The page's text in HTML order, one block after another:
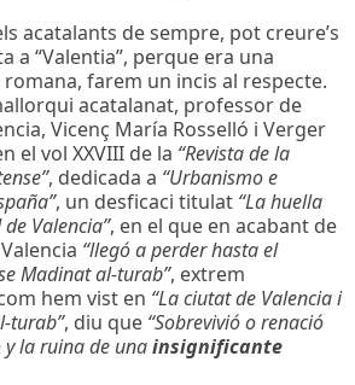
acatalants de sempre, pot creure’s
a “Valentia”, perque era una
farem un incis al respecte.
acatalanat, professor de
Vicenç María Rosselló i Verger
el vol XXVIII de la “Revista de la
, dedicada a “Urbanismo e
, un desficaci titulat “La huella
Valencia”, en el que en acabant de
“llegó a perder hasta el
Madinat al-turab”, extrem
hem vist en “La ciutat de Valencia i
turab”, diu que “Sobrevivió o renació
y la ruina de unainsignificante